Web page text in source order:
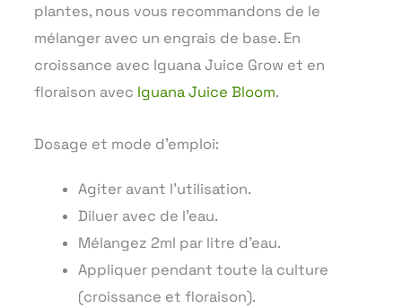
plantes, nous vous recommandons de le
mélanger avec un engrais de base. En
croissance avec Iguana Juice Grow et en
floraison avec Iguana Juice Bloom.
Dosage et mode d’emploi:
Agiter avant l’utilisation.
Diluer avec de l’eau.
Mélangez 2ml par litre d’eau.
Appliquer pendant toute la culture
(croissance et floraison).